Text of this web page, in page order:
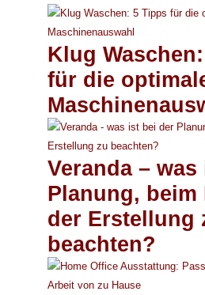
Klug
für die
Veranda –
Planung, beim
der Erstellung
beachten?